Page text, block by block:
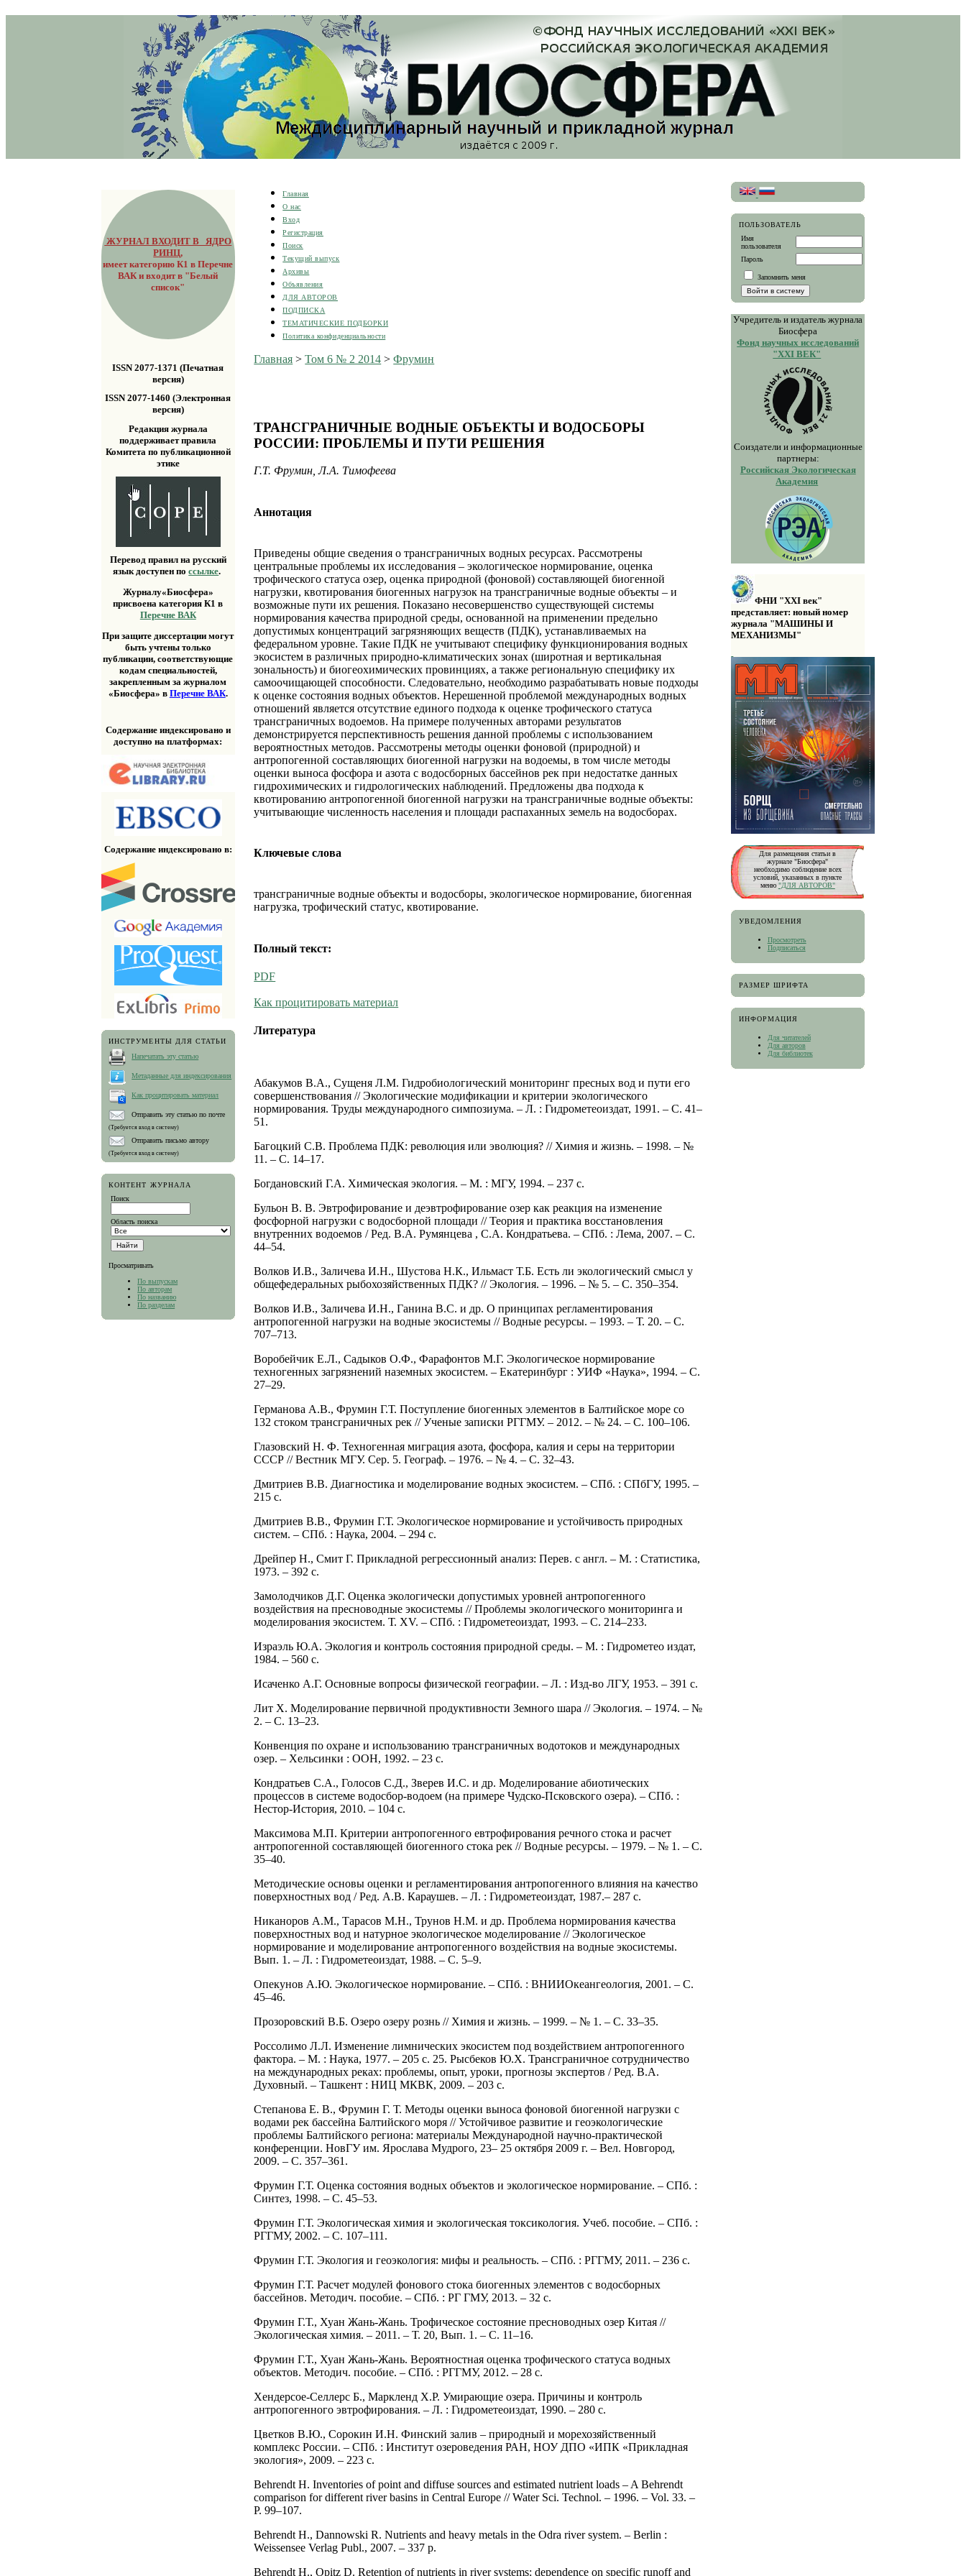
ЖУРНАЛ ВХОДИТ В ЯДРО
РИНЦ,
имеет категорию К1 в Перечне
ВАК и входит в "Белый
список"
ISSN 2077-1371 (Печатная
версия)
ISSN 2077-1460 (Электронная
версия)
Редакция журнала
поддерживает правила
Комитета по публикационной
этике
Перевод правил на русский
язык доступен поссылке.
Журналу«Биосфера»
присвоена категория К1 в
Перечне ВАК
При защите диссертации могут
быть учтены только
публикации, соответствующие
кодам специальностей,
закрепленным за журналом
«Биосфера» в Перечне ВАК.
Содержание индексировано и
доступно на платформах:
Содержание индексировано в:
ИНСТРУМЕНТЫ ДЛЯ СТАТЬИ
Напечатать эту статью
Метаданные для индексирования
Как процитировать материал
Отправить эту статью по почте
(Требуется вход в систему)
Отправить письмо автору
(Требуется вход в систему)
КОНТЕНТ ЖУРНАЛА
Поиск
Область поиска
Просматривать
По выпускам
По авторам
По названию
По разделам
ПОЛЬЗОВАТЕЛЬ
Имя
пользователя
Пароль
Запомнить меня
Учредитель и издатель журнала
Биосфера
Фонд научных исследований
"XXI ВЕК"
Соиздатели и информационные
партнеры:
Российская Экологическая
Академия
ФНИ "XXI век"
представляет: новый номер
журнала "МАШИНЫ И
МЕХАНИЗМЫ"
Для размещения статьи в
журнале "Биосфера"
необходимо соблюдение всех
условий, указанных в пункте
меню "ДЛЯ АВТОРОВ"
УВЕДОМЛЕНИЯ
Просмотреть
Подписаться
РАЗМЕР ШРИФТА
ИНФОРМАЦИЯ
Для читателей
Для авторов
Для библиотек
Главная
О нас
Вход
Регистрация
Поиск
Текущий выпуск
Архивы
Объявления
ДЛЯ АВТОРОВ
ПОДПИСКА
ТЕМАТИЧЕСКИЕ ПОДБОРКИ
Политика конфиденциальности
Главная >Том 6 № 2 2014 >Фрумин
ТРАНСГРАНИЧНЫЕ ВОДНЫЕ ОБЪЕКТЫ И ВОДОСБОРЫ
РОССИИ: ПРОБЛЕМЫ И ПУТИ РЕШЕНИЯ
Г.Т. Фрумин, Л.А. Тимофеева
Аннотация
Приведены общие сведения о трансграничных водных ресурсах. Рассмотрены
центральные проблемы их исследования – экологическое нормирование, оценка
трофического статуса озер, оценка природной (фоновой) составляющей биогенной
нагрузки, квотирования биогенных нагрузок на трансграничные водные объекты – и
возможные пути их решения. Показано несовершенство существующей системы
нормирования качества природной среды, основанной на применении предельно
допустимых концентраций загрязняющих веществ (ПДК), устанавливаемых на
федеральном уровне. Такие ПДК не учитывают специфику функционирования водных
экосистем в различных природно-климатических зонах (широтная и вертикальная
зональность) и биогеохимических провинциях, а также региональную специфику их
самоочищающей способности. Следовательно, необходимо разрабатывать новые подходы
к оценке состояния водных объектов. Нерешенной проблемой международных водных
отношений является отсутствие единого подхода к оценке трофического статуса
трансграничных водоемов. На примере полученных авторами результатов
демонстрируется перспективность решения данной проблемы с использованием
вероятностных методов. Рассмотрены методы оценки фоновой (природной) и
антропогенной составляющих биогенной нагрузки на водоемы, в том числе методы
оценки выноса фосфора и азота с водосборных бассейнов рек при недостатке данных
гидрохимических и гидрологических наблюдений. Предложены два подхода к
квотированию антропогенной биогенной нагрузки на трансграничные водные объекты:
учитывающие численность населения и площади распаханных земель на водосборах.
Ключевые слова
трансграничные водные объекты и водосборы, экологическое нормирование, биогенная
нагрузка, трофический статус, квотирование.
Полный текст:
PDF
Как процитировать материал
Литература
Абакумов В.А., Сущеня Л.М. Гидробиологический мониторинг пресных вод и пути его
совершенствования // Экологические модификации и критерии экологического
нормирования. Труды международного симпозиума. – Л. : Гидрометеоиздат, 1991. – С. 41–
51.
Багоцкий С.В. Проблема ПДК: революция или эволюция? // Химия и жизнь. – 1998. – №
11. – С. 14–17.
Богдановский Г.А. Химическая экология. – М. : МГУ, 1994. – 237 с.
Бульон В. В. Эвтрофирование и деэвтрофирование озер как реакция на изменение
фосфорной нагрузки с водосборной площади // Теория и практика восстановления
внутренних водоемов / Ред. В.А. Румянцева , С.А. Кондратьева. – СПб. : Лема, 2007. – С.
44–54.
Волков И.В., Заличева И.Н., Шустова Н.К., Ильмаст Т.Б. Есть ли экологический смысл у
общефедеральных рыбохозяйственных ПДК? // Экология. – 1996. – № 5. – С. 350–354.
Волков И.В., Заличева И.Н., Ганина В.С. и др. О принципах регламентирования
антропогенной нагрузки на водные экосистемы // Водные ресурсы. – 1993. – Т. 20. – С.
707–713.
Воробейчик Е.Л., Садыков О.Ф., Фарафонтов М.Г. Экологическое нормирование
техногенных загрязнений наземных экосистем. – Екатеринбург : УИФ «Наука», 1994. – С.
27–29.
Германова А.В., Фрумин Г.Т. Поступление биогенных элементов в Балтийское море со
132 стоком трансграничных рек // Ученые записки РГГМУ. – 2012. – № 24. – С. 100–106.
Глазовский Н. Ф. Техногенная миграция азота, фосфора, калия и серы на территории
СССР // Вестник МГУ. Сер. 5. Географ. – 1976. – № 4. – С. 32–43.
Дмитриев В.В. Диагностика и моделирование водных экосистем. – СПб. : СПбГУ, 1995. –
215 с.
Дмитриев В.В., Фрумин Г.Т. Экологическое нормирование и устойчивость природных
систем. – СПб. : Наука, 2004. – 294 с.
Дрейпер Н., Смит Г. Прикладной регрессионный анализ: Перев. с англ. – М. : Статистика,
1973. – 392 с.
Замолодчиков Д.Г. Оценка экологически допустимых уровней антропогенного
воздействия на пресноводные экосистемы // Проблемы экологического мониторинга и
моделирования экосистем. Т. XV. – СПб. : Гидрометеоиздат, 1993. – С. 214–233.
Израэль Ю.А. Экология и контроль состояния природной среды. – М. : Гидрометео издат,
1984. – 560 с.
Исаченко А.Г. Основные вопросы физической географии. – Л. : Изд-во ЛГУ, 1953. – 391 с.
Лит Х. Моделирование первичной продуктивности Земного шара // Экология. – 1974. – №
2. – С. 13–23.
Конвенция по охране и использованию трансграничных водотоков и международных
озер. – Хельсинки : ООН, 1992. – 23 с.
Кондратьев С.А., Голосов С.Д., Зверев И.С. и др. Моделирование абиотических
процессов в системе водосбор-водоем (на примере Чудско-Псковского озера). – СПб. :
Нестор-История, 2010. – 104 с.
Максимова М.П. Критерии антропогенного евтрофирования речного стока и расчет
антропогенной составляющей биогенного стока рек // Водные ресурсы. – 1979. – № 1. – С.
35–40.
Методические основы оценки и регламентирования антропогенного влияния на качество
поверхностных вод / Ред. А.В. Караушев. – Л. : Гидрометеоиздат, 1987.– 287 с.
Никаноров А.М., Тарасов М.Н., Трунов Н.М. и др. Проблема нормирования качества
поверхностных вод и натурное экологическое моделирование // Экологическое
нормирование и моделирование антропогенного воздействия на водные экосистемы.
Вып. 1. – Л. : Гидрометеоиздат, 1988. – С. 5–9.
Опекунов А.Ю. Экологическое нормирование. – СПб. : ВНИИОкеангеология, 2001. – С.
45–46.
Прозоровский В.Б. Озеро озеру рознь // Химия и жизнь. – 1999. – № 1. – С. 33–35.
Россолимо Л.Л. Изменение лимнических экосистем под воздействием антропогенного
фактора. – М. : Наука, 1977. – 205 с. 25. Рысбеков Ю.Х. Трансграничное сотрудничество
на международных реках: проблемы, опыт, уроки, прогнозы экспертов / Ред. В.А.
Духовный. – Ташкент : НИЦ МКВК, 2009. – 203 с.
Степанова Е. В., Фрумин Г. Т. Методы оценки выноса фоновой биогенной нагрузки с
водами рек бассейна Балтийского моря // Устойчивое развитие и геоэкологические
проблемы Балтийского региона: материалы Международной научно-практической
конференции. НовГУ им. Ярослава Мудрого, 23– 25 октября 2009 г. – Вел. Новгород,
2009. – С. 357–361.
Фрумин Г.Т. Оценка состояния водных объектов и экологическое нормирование. – СПб. :
Синтез, 1998. – С. 45–53.
Фрумин Г.Т. Экологическая химия и экологическая токсикология. Учеб. пособие. – СПб. :
РГГМУ, 2002. – С. 107–111.
Фрумин Г.Т. Экология и геоэкология: мифы и реальность. – СПб. : РГГМУ, 2011. – 236 с.
Фрумин Г.Т. Расчет модулей фонового стока биогенных элементов с водосборных
бассейнов. Методич. пособие. – СПб. : РГ ГМУ, 2013. – 32 с.
Фрумин Г.Т., Хуан Жань-Жань. Трофическое состояние пресноводных озер Китая //
Экологическая химия. – 2011. – Т. 20, Вып. 1. – С. 11–16.
Фрумин Г.Т., Хуан Жань-Жань. Вероятностная оценка трофического статуса водных
объектов. Методич. пособие. – СПб. : РГГМУ, 2012. – 28 с.
Хендерсое-Селлерс Б., Маркленд Х.Р. Умирающие озера. Причины и контроль
антропогенного эвтрофирования. – Л. : Гидрометеоиздат, 1990. – 280 с.
Цветков В.Ю., Сорокин И.Н. Финский залив – природный и морехозяйственный
комплекс России. – СПб. : Институт озероведения РАН, НОУ ДПО «ИПК «Прикладная
экология», 2009. – 223 с.
Behrendt H. Inventories of point and diffuse sources and estimated nutrient loads – A Behrendt
comparison for different river basins in Central Europe // Water Sci. Technol. – 1996. – Vol. 33. –
P. 99–107.
Behrendt H., Dannowski R. Nutrients and heavy metals in the Odra river system. – Berlin :
Weissensee Verlag Publ., 2007. – 337 p.
Behrendt H., Opitz D. Retention of nutrients in river systems: dependence on specific runoff and